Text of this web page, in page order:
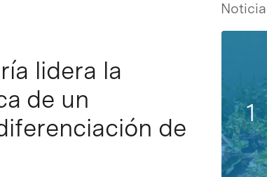
lidera la
de un
de